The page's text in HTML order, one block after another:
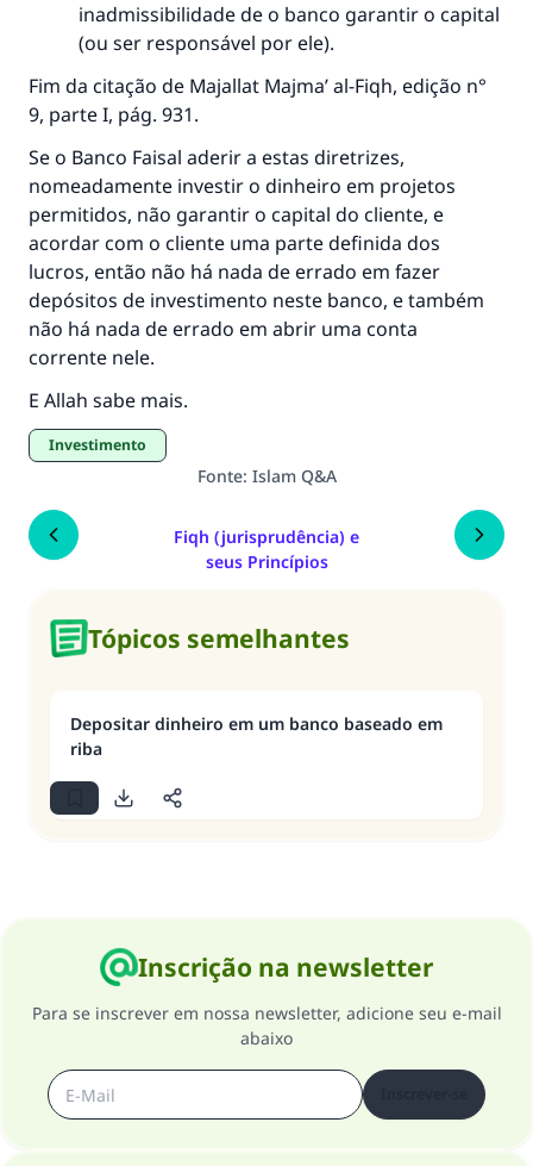
inadmissibilidade de o banco garantir o capital
(ou ser responsável por ele).
Fim da citação de Majallat Majma’ al-Fiqh, edição n°
9, parte I, pág. 931.
Se o Banco Faisal aderir a estas diretrizes,
nomeadamente investir o dinheiro em projetos
permitidos, não garantir o capital do cliente, e
acordar com o cliente uma parte definida dos
lucros, então não há nada de errado em fazer
depósitos de investimento neste banco, e também
não há nada de errado em abrir uma conta
corrente nele.
E Allah sabe mais.
Investimento
Fonte: Islam Q&A
Fiqh (jurisprudência) e
seus Princípios
Tópicos semelhantes
Depositar dinheiro em um banco baseado em
riba
Inscrição na newsletter
Para se inscrever em nossa newsletter, adicione seu e-mail
abaixo